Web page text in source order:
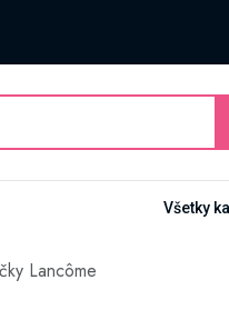
Všetky
Lancôme